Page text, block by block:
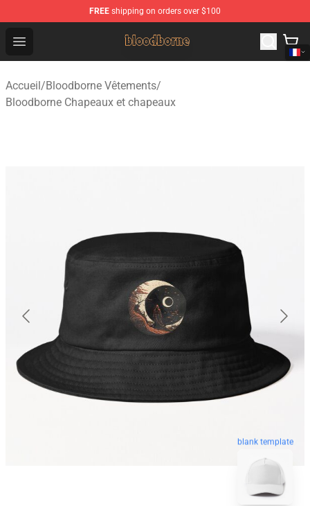
FREE shipping on orders over $100
Open menu
Bloodborne Shop - Official Bloodborne Merchandise
Accueil/Bloodborne Vêtements/
Bloodborne Chapeaux et chapeaux
blank template